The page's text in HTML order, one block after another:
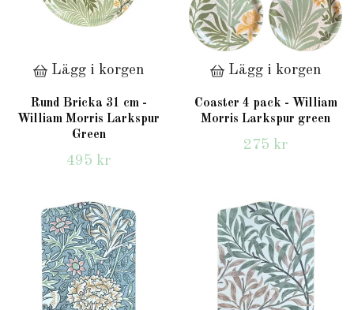
Lägg i korgen
Rund Bricka 31 cm -
William Morris Larkspur
Green
495 kr
Lägg i korgen
Coaster 4 pack - William
Morris Larkspur green
275 kr